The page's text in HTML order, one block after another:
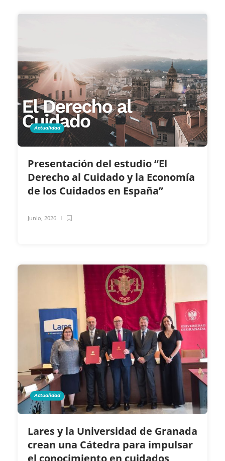
Actualidad
Presentación del estudio “El
Derecho al Cuidado y la Economía
de los Cuidados en España”
Junio, 2026
Actualidad
Lares y la Universidad de Granada
crean una Cátedra para impulsar